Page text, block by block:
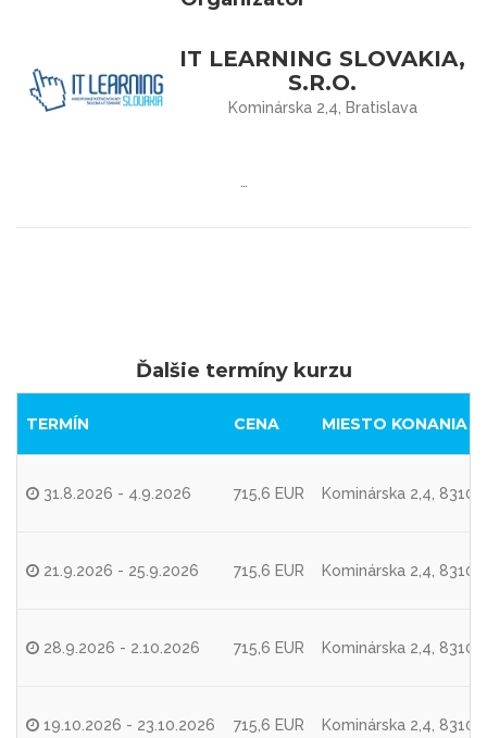
IT LEARNING SLOVAKIA,
S.R.O.
Kominárska 2,4, Bratislava
Ďalšie termíny kurzu
TERMÍN CENA MIESTO KONANIA
31.8.2026 - 4.9.2026 715,6 EUR Kominárska 2,4,
21.9.2026 - 25.9.2026 715,6 EUR Kominárska 2,4,
28.9.2026 - 2.10.2026 715,6 EUR Kominárska 2,4,
19.10.2026 - 23.10.2026 715,6 EUR Kominárska 2,4,